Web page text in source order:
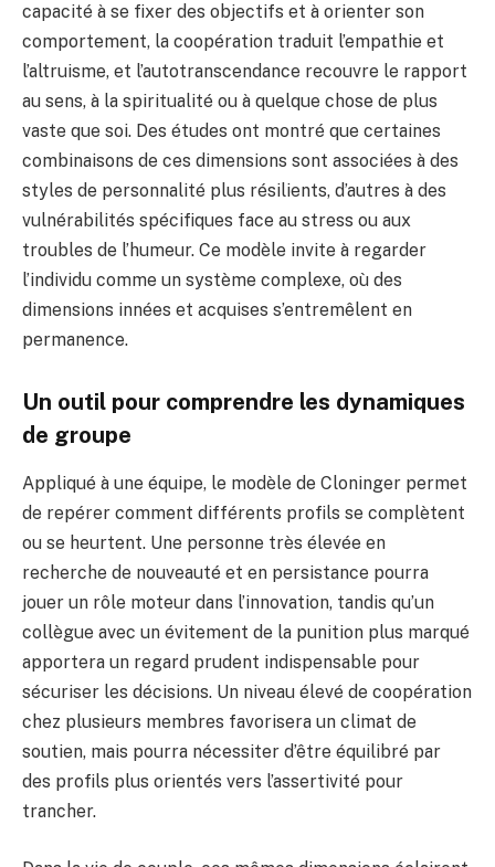
capacité à se fixer des objectifs et à orienter son
comportement, la coopération traduit l’empathie et
l’altruisme, et l’autotranscendance recouvre le rapport
au sens, à la spiritualité ou à quelque chose de plus
vaste que soi. Des études ont montré que certaines
combinaisons de ces dimensions sont associées à des
styles de personnalité plus résilients, d’autres à des
vulnérabilités spécifiques face au stress ou aux
troubles de l’humeur. Ce modèle invite à regarder
l’individu comme un système complexe, où des
dimensions innées et acquises s’entremêlent en
permanence.
Un outil pour comprendre les dynamiques
de groupe
Appliqué à une équipe, le modèle de Cloninger permet
de repérer comment différents profils se complètent
ou se heurtent. Une personne très élevée en
recherche de nouveauté et en persistance pourra
jouer un rôle moteur dans l’innovation, tandis qu’un
collègue avec un évitement de la punition plus marqué
apportera un regard prudent indispensable pour
sécuriser les décisions. Un niveau élevé de coopération
chez plusieurs membres favorisera un climat de
soutien, mais pourra nécessiter d’être équilibré par
des profils plus orientés vers l’assertivité pour
trancher.